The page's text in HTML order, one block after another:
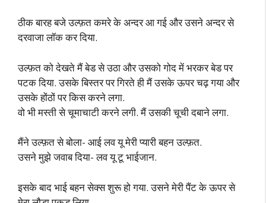
ठीक बारह बजे उल्फ़त कमरे के अन्दर आ गई और उसने अन्दर से
दरवाजा लॉक कर दिया.
उल्फ़त को देखते मैं बेड से उठा और उसको गोद में भरकर बेड पर
पटक दिया. उसके बिस्तर पर गिरते ही मैं उसके ऊपर चढ़ गया और
उसके होंठों पर किस करने लगा.
वो भी मस्ती से चूमाचाटी करने लगी. मैं उसकी चूची दबाने लगा.
मैंने उल्फ़त से बोला- आई लव यू मेरी प्यारी बहन उल्फ़त.
उसने मुझे जवाब दिया- लव यू टू भाईजान.
इसके बाद भाई बहन सेक्स शुरू हो गया. उसने मेरी पैंट के ऊपर से